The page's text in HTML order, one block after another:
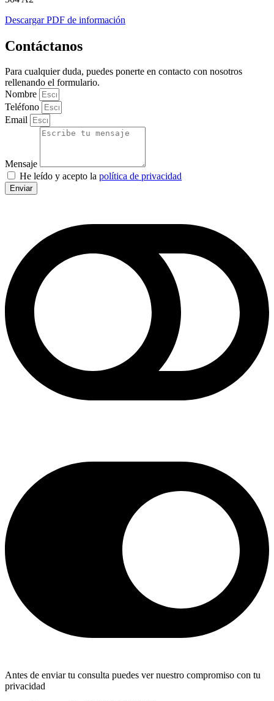
Descargar PDF de información
Contáctanos
Para cualquier duda, puedes ponerte en contacto con nosotros
rellenando el formulario.
Nombre
Teléfono
Email
Mensaje
He leído y acepto la política de privacidad
Enviar
Antes de enviar tu consulta puedes ver nuestro compromiso con tu
privacidad